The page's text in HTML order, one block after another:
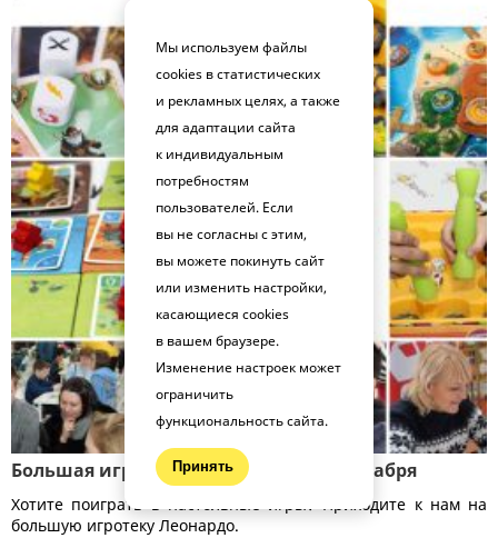
Большая игротека Леонардо 22–23 декабря
Хотите поиграть в настольные игры? Приходите к нам на
большую игротеку Леонардо.
Мы используем файлы
cookies в статистических
и рекламных целях, а также
для адаптации сайта
к индивидуальным
потребностям
пользователей. Если
вы не согласны с этим,
вы можете покинуть сайт
или изменить настройки,
касающиеся cookies
в вашем браузере.
Изменение настроек может
ограничить
функциональность сайта.
Принять